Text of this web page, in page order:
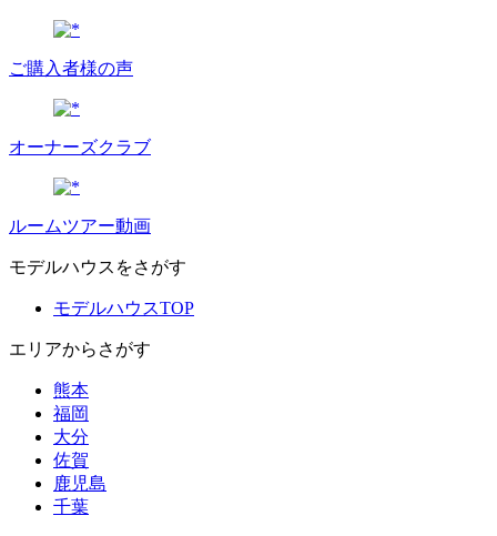
ご購入者様の声
オーナーズクラブ
ルームツアー動画
モデルハウスをさがす
モデルハウスTOP
エリアからさがす
熊本
福岡
大分
佐賀
鹿児島
千葉